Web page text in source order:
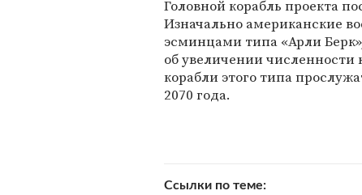
Головной корабль проекта
Изначально американские
эсминцами типа «Арли
об увеличении
корабли этого типа
2070 года.
Ссылки по теме